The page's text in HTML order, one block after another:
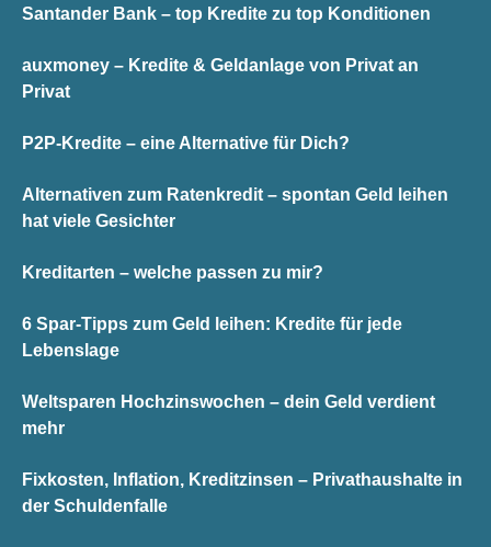
Santander Bank – top Kredite zu top Konditionen
auxmoney – Kredite & Geldanlage von Privat an
Privat
P2P-Kredite – eine Alternative für Dich?
Alternativen zum Ratenkredit – spontan Geld leihen
hat viele Gesichter
Kreditarten – welche passen zu mir?
6 Spar-Tipps zum Geld leihen: Kredite für jede
Lebenslage
Weltsparen Hochzinswochen – dein Geld verdient
mehr
Fixkosten, Inflation, Kreditzinsen – Privathaushalte in
der Schuldenfalle